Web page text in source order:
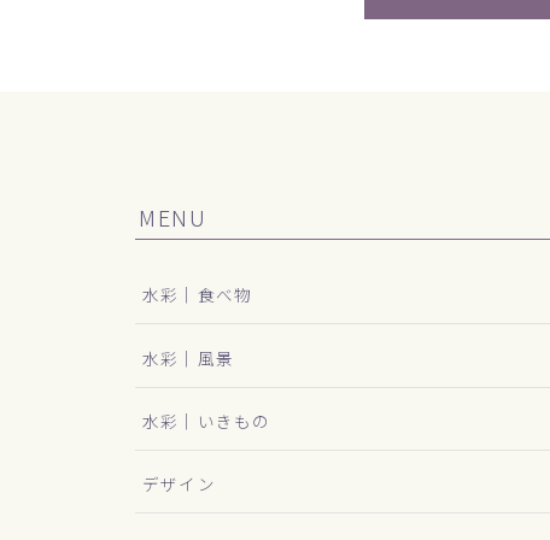
MENU
水彩｜食べ物
水彩｜風景
水彩｜いきもの
デザイン